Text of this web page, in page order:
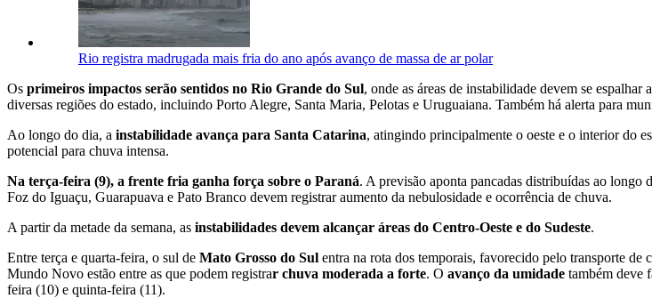
Rio registra madrugada mais fria do ano após avanço de massa de ar polar
Os primeiros impactos serão sentidos no Rio Grande do Sul, onde as áreas de instabilidade devem se
diversas regiões do estado, incluindo Porto Alegre, Santa Maria, Pelotas e Uruguaiana. Também há alerta para
Ao longo do dia, a instabilidade avança para Santa Catarina, atingindo principalmente o oeste e o interior do
potencial para chuva intensa.
Na terça-feira (9), a frente fria ganha força sobre o Paraná. A previsão aponta pancadas distribuídas ao longo
Foz do Iguaçu, Guarapuava e Pato Branco devem registrar aumento da nebulosidade e ocorrência de chuva.
A partir da metade da semana, as instabilidades devem alcançar áreas do Centro-Oeste e do Sudeste.
Entre terça e quarta-feira, o sul de Mato Grosso do Sul entra na rota dos temporais, favorecido pelo transporte
Mundo Novo estão entre as que podem registrar chuva moderada a forte. O avanço da umidade também deve
feira (10) e quinta-feira (11).